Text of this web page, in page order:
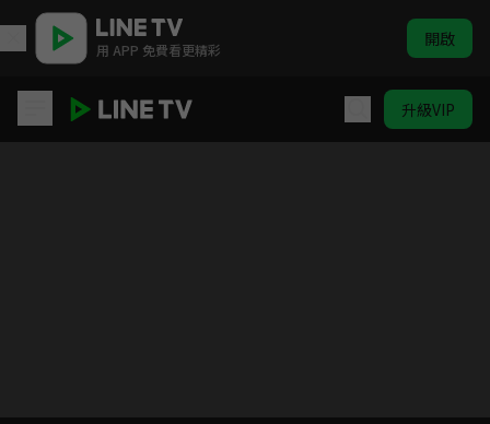
用 APP 免費看更精彩 開啟
升級VIP